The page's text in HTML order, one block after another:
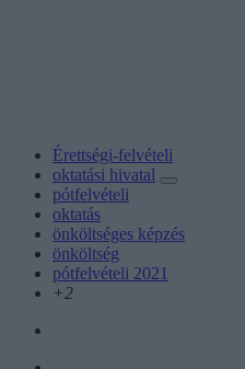
Érettségi-felvételi
oktatási hivatal
pótfelvételi
oktatás
önköltséges képzés
önköltség
pótfelvételi 2021
+2